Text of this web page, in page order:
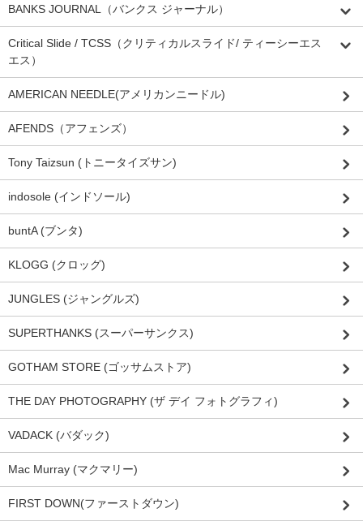
BANKS JOURNAL（バンクス ジャーナル）
Critical Slide / TCSS（クリティカルスライド/ ティーシーエス
エス）
AMERICAN NEEDLE(アメリカンニードル)
AFENDS（アフェンズ）
Tony Taizsun (トニータイズサン)
indosole (インドソール)
buntA (ブンタ)
KLOGG (クロッグ)
JUNGLES (ジャングルズ)
SUPERTHANKS (スーパーサンクス)
GOTHAM STORE (ゴッサムストア)
THE DAY PHOTOGRAPHY (ザ デイ フォトグラフィ)
VADACK (バダック)
Mac Murray (マクマリー)
FIRST DOWN(ファーストダウン)